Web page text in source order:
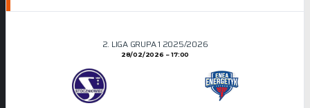
2. LIGA GRUPA 1 2025/2026
28/02/2026 17:00